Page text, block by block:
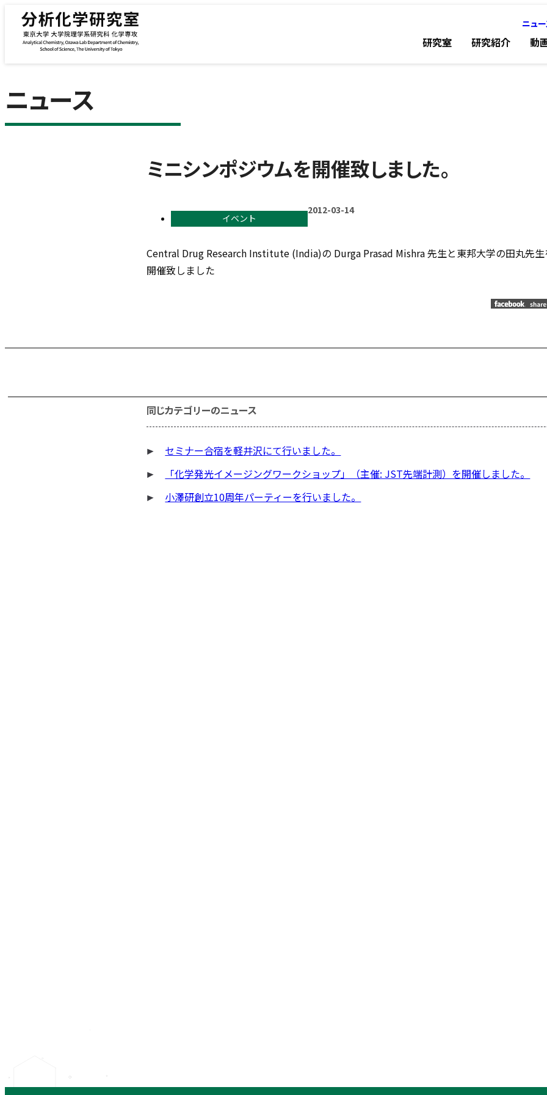
内容をスキップ
ニュ
研究室 研究紹介 動
ニュース
ミニシンポジウムを開催致しました。
イベント
2012-03-14
Central Drug Research Institute (India)の Durga Prasad Mishra 先生と東邦大学の田丸先生
開催致しました
ー
同じカテゴリーのニュース
セミナー合宿を軽井沢にて行いました。
「化学発光イメージングワークショップ」（主催: JST先端計測）を開催しました。
小澤研創立10周年パーティーを行いました。